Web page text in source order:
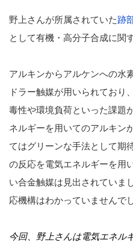
野上さんが所属されていた跡
として有機・高分子合成に関
アルキンからアルケンへの水
ドラー触媒が用いられており
毒性や環境負荷といった課題
ネルギーを用いてのアルキン
てはグリーンな手法として期
の反応を電気エネルギーを用
い合金触媒は見出されていま
応機構はわかっていませんでし
今回、野上さんは電気エネル